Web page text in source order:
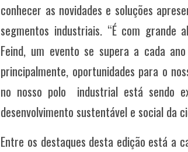
conhecer as novidades e soluções
segmentos industriais. “É com grande
Feind, um evento se supera a cada
principalmente, oportunidades para o
no nosso polo industrial está sendo
desenvolvimento sustentável e social da
Entre os destaques desta edição está a